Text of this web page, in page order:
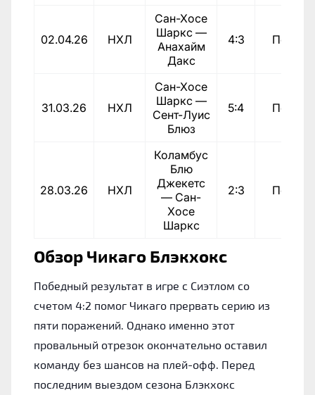
02.04.26 НХЛ
Сан-Хосе
Шаркс —
Анахайм
Дакс
4:3 Победа
31.03.26 НХЛ
Сан-Хосе
Шаркс —
Сент-Луис
Блюз
5:4 Победа
28.03.26 НХЛ
Коламбус
Блю
Джекетс
— Сан-
Хосе
Шаркс
2:3 Победа
Обзор Чикаго Блэкхокс
Победный результат в игре с Сиэтлом со
счетом 4:2 помог Чикаго прервать серию из
пяти поражений. Однако именно этот
провальный отрезок окончательно оставил
команду без шансов на плей-офф. Перед
последним выездом сезона Блэкхокс